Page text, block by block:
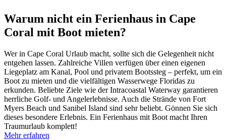
Warum nicht ein Ferienhaus in Cape
Coral mit Boot mieten?
Wer in Cape Coral Urlaub macht, sollte sich die Gelegenheit nicht
entgehen lassen. Zahlreiche Villen verfügen über einen eigenen
Liegeplatz am Kanal, Pool und privatem Bootssteg – perfekt, um ein
Boot zu mieten und die vielfältigen Wasserwege Floridas zu
erkunden. Beliebte Ziele wie der Intracoastal Waterway garantieren
herrliche Golf- und Angelerlebnisse. Auch die Strände von Fort
Myers Beach und Sanibel Island sind sehr beliebt. Gönnen Sie sich
dieses besondere Erlebnis. Ein Ferienhaus mit Boot macht Ihren
Traumurlaub komplett!
Mehr erfahren